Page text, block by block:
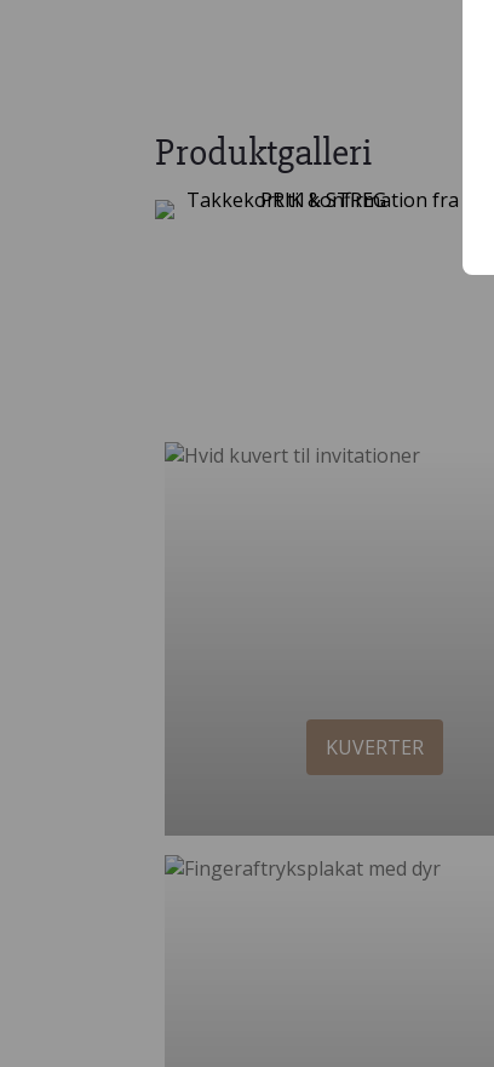
Produktgalleri
KUVERTER